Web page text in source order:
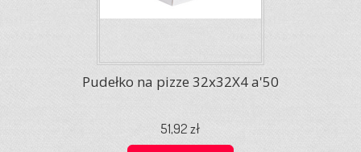
Pudełko na pizze 32x32X4 a'50
51,92 zł